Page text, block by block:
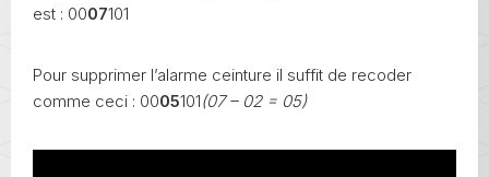
est : 0007101
Pour supprimer l’alarme ceinture il suffit de recoder
comme ceci : 0005101(07 – 02 = 05)